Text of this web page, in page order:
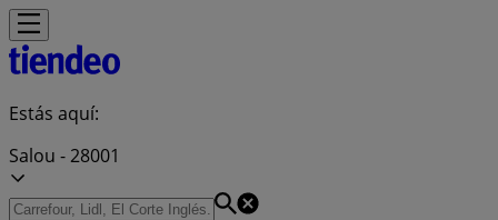
Estás aquí:
Salou - 28001